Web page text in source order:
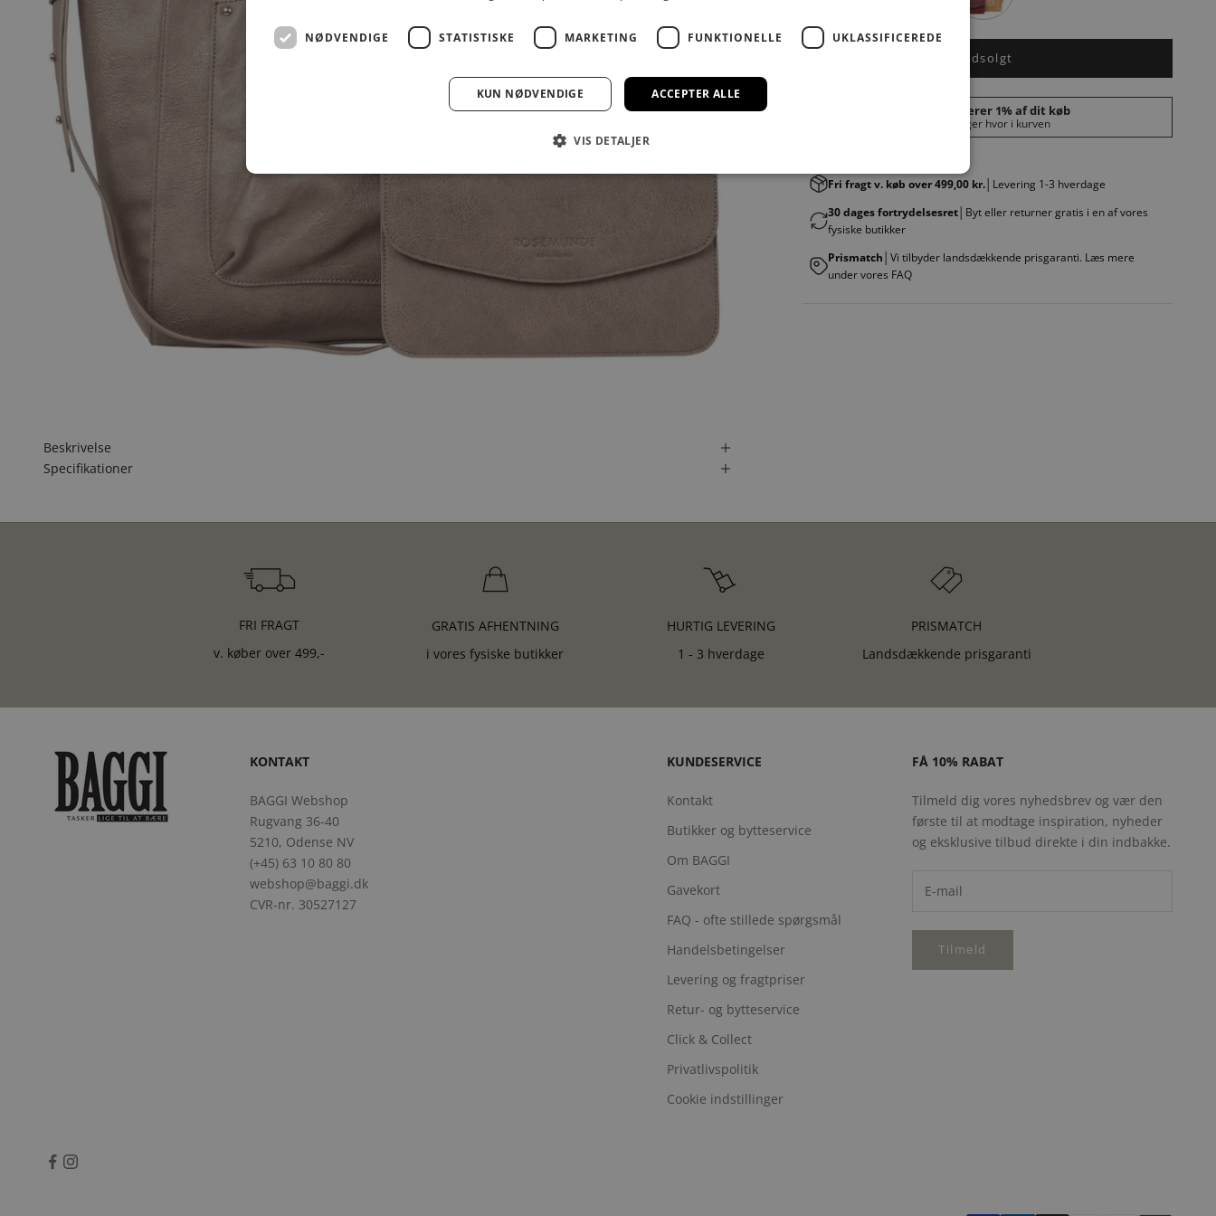
Udsolgt
Fri fragt v. køb over 499,00 kr. │Levering 1-3 hverdage
30 dages fortrydelsesret │Byt eller returner gratis i en af vores
fysiske butikker
Prismatch │Vi tilbyder landsdækkende prisgaranti. Læs mere
under vores FAQ
Beskrivelse
Specifikationer
FRI FRAGT
v. køber over 499,-
GRATIS AFHENTNING
i vores fysiske butikker
HURTIG LEVERING
1 - 3 hverdage
PRISMATCH
Landsdækkende prisgaranti
KONTAKT
BAGGI Webshop
Rugvang 36-40
5210, Odense NV
(+45) 63 10 80 80
webshop@baggi.dk
CVR-nr. 30527127
KUNDESERVICE
Kontakt
Butikker og bytteservice
Om BAGGI
Gavekort
FAQ - ofte stillede spørgsmål
Handelsbetingelser
Levering og fragtpriser
Retur- og bytteservice
Click & Collect
Privatlivspolitik
Cookie indstillinger
FÅ 10% RABAT
Tilmeld dig vores nyhedsbrev og vær den
første til at modtage inspiration, nyheder
og eksklusive tilbud direkte i din indbakke.
Tilmeld
NØDVENDIGE STATISTISKE MARKETING FUNKTIONELLE UKLASSIFICEREDE
ACCEPTER ALLE
KUN NØDVENDIGE
VIS DETALJER